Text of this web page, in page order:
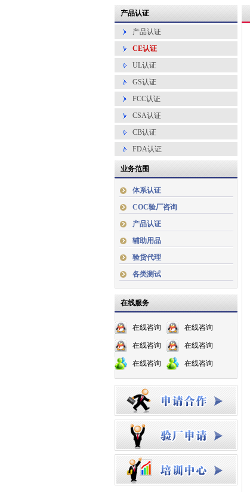
产品认证
产品认证
CE认证
UL认证
GS认证
FCC认证
CSA认证
CB认证
FDA认证
业务范围
体系认证
COC验厂咨询
产品认证
辅助用品
验货代理
各类测试
在线服务
在线咨询 在线咨询
在线咨询 在线咨询
在线咨询 在线咨询